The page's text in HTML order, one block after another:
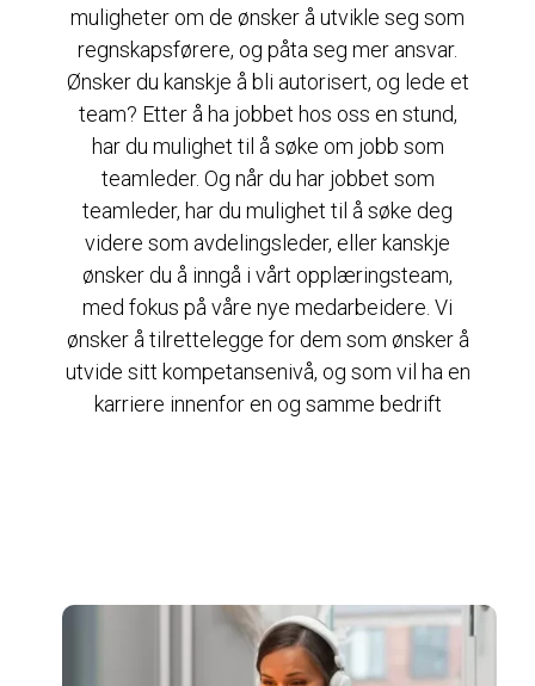
muligheter om de ønsker å utvikle seg som
regnskapsførere, og påta seg mer ansvar.
Ønsker du kanskje å bli autorisert, og lede et
team? Etter å ha jobbet hos oss en stund,
har du mulighet til å søke om jobb som
teamleder. Og når du har jobbet som
teamleder, har du mulighet til å søke deg
videre som avdelingsleder, eller kanskje
ønsker du å inngå i vårt opplæringsteam,
med fokus på våre nye medarbeidere. Vi
ønsker å tilrettelegge for dem som ønsker å
utvide sitt kompetansenivå, og som vil ha en
karriere innenfor en og samme bedrift